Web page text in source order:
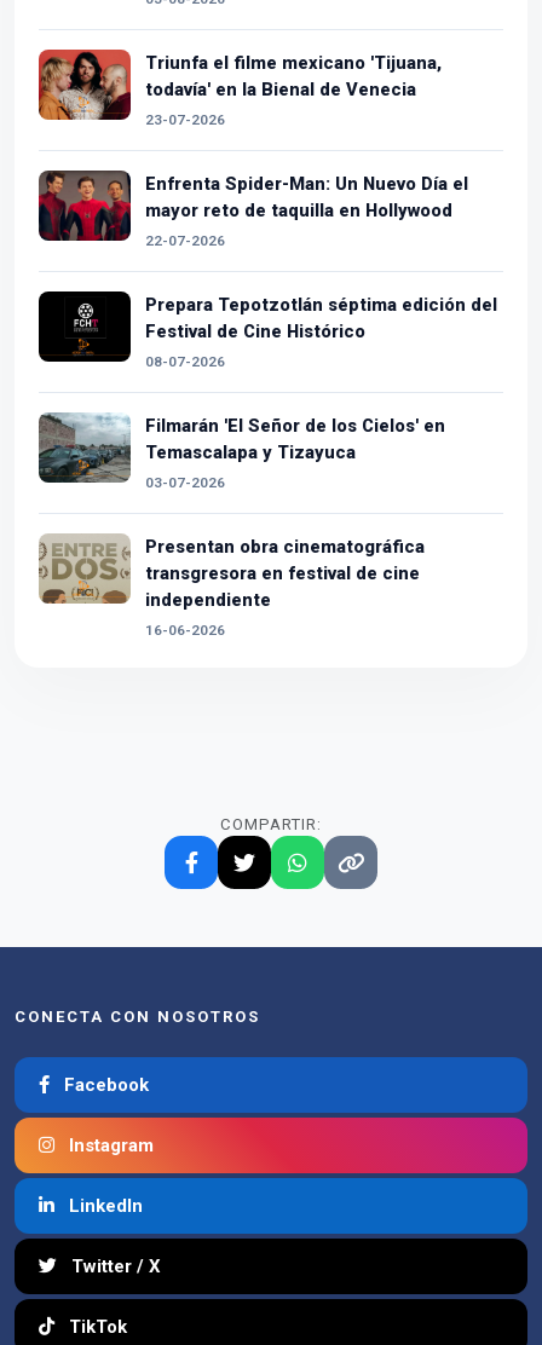
Triunfa el filme mexicano 'Tijuana,
todavía' en la Bienal de Venecia
23-07-2026
Enfrenta Spider-Man: Un Nuevo Día el
mayor reto de taquilla en Hollywood
22-07-2026
Prepara Tepotzotlán séptima edición del
Festival de Cine Histórico
08-07-2026
Filmarán 'El Señor de los Cielos' en
Temascalapa y Tizayuca
03-07-2026
Presentan obra cinematográfica
transgresora en festival de cine
independiente
16-06-2026
COMPARTIR:
CONECTA CON NOSOTROS
Facebook
Instagram
LinkedIn
Twitter / X
TikTok